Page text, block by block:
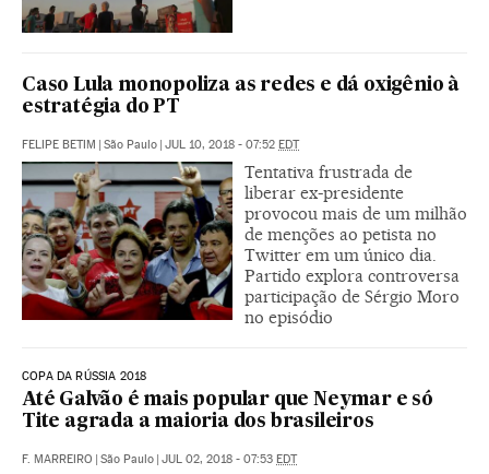
Caso Lula monopoliza as redes e dá oxigênio à
estratégia do PT
FELIPE BETIM | São Paulo | JUL 10, 2018 - 07:52 EDT
Tentativa frustrada de
liberar ex-presidente
provocou mais de um milhão
de menções ao petista no
Twitter em um único dia.
Partido explora controversa
participação de Sérgio Moro
no episódio
COPA DA RÚSSIA 2018
Até Galvão é mais popular que Neymar e só
Tite agrada a maioria dos brasileiros
F. MARREIRO | São Paulo | JUL 02, 2018 - 07:53 EDT